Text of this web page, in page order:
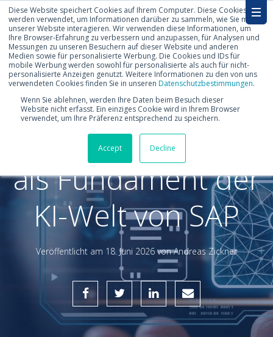
Diese Website speichert Cookies auf Ihrem Computer. Diese Cookies
werden verwendet, um Informationen darüber zu sammeln, wie Sie mit
unserer Website interagieren. Wir verwenden diese Informationen, um
Ihre Browser-Erfahrung zu verbessern und anzupassen, für Analysen und
Messungen zu unseren Besuchern auf dieser Website und anderen
Medien sowie für personalisierte Werbung. Die Cookies und IDs für
mobile Werbung werden sowohl für personalisierte als auch für nicht-
personalisierte Anzeigen genutzt. Weitere Informationen zu den von uns
verwendeten Cookies finden Sie in unseren Datenschutzbestimmungen.
Wenn Sie ablehnen, werden Ihre Daten beim Besuch dieser
Website nicht erfasst. Ein einziges Cookie wird in Ihrem Browser
verwendet, um Ihre Präferenz entsprechend zu speichern.
Accept Decline
Berechtigungen
mit dem SAP AMS
als Fundament der
KI-Welt von SAP
Veröffentlicht am 18. Juni 2026 vonAndreas Zickner